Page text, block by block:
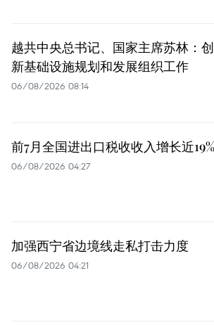
越共中央总书记、国家主席苏林：创
新基础设施规划和发展组织工作
06/08/2026 08:14
前7月全国进出口税收收入增长近19%
06/08/2026 04:27
加强西宁省边境线走私打击力度
06/08/2026 04:21